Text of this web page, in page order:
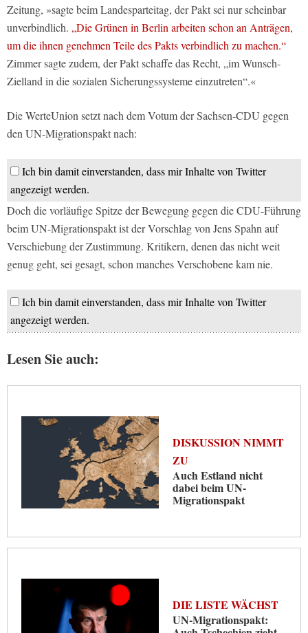
Zeitung, »sagte beim Landesparteitag, der Pakt sei nur scheinbar
unverbindlich. „Die Grünen in Berlin arbeiten schon an Anträgen,
um die ihnen genehmen Teile des Pakts verbindlich zu machen.“
Zimmer sagte zudem, der Pakt schaffe das Recht, „im Wunsch-
Zielland in die sozialen Sicherungssysteme einzutreten“.«
Die WerteUnion setzt nach dem Votum der Sachsen-CDU gegen
den UN-Migrationspakt nach:
Ich bin damit einverstanden, dass mir Inhalte von Twitter
angezeigt werden.
Doch die vorläufige Spitze der Bewegung gegen die CDU-Führung
beim UN-Migrationspakt ist der Vorschlag von Jens Spahn auf
Verschiebung der Zustimmung. Kritikern, denen das nicht weit
genug geht, sei gesagt, schon manches Verschobene kam nie.
Ich bin damit einverstanden, dass mir Inhalte von Twitter
angezeigt werden.
Lesen Sie auch:
DISKUSSION NIMMT
ZU
Auch Estland nicht
dabei beim UN-
Migrationspakt
DIE LISTE WÄCHST
UN-Migrationspakt: